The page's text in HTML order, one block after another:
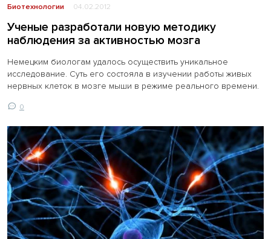
Биотехнологии 04.02.2012
Ученые разработали новую методику
наблюдения за активностью мозга
Немецким биологам удалось осуществить уникальное
исследование. Суть его состояла в изучении работы живых
нервных клеток в мозге мыши в режиме реального времени.
0